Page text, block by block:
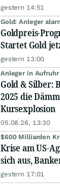
gestern 14:51
Gold: Anleger
Goldpreis-
Startet Gold
gestern 13:00
Anleger in Aufruhr
Gold & Silber:
2025 die
Kursexplosion
05.08.26, 13:30
$600 Milliarden
Krise am US-
sich aus,
gestern 17:01